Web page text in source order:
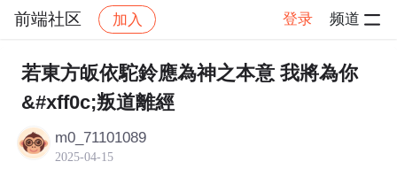
前端社区 加入 登录 频道
社区 前端社区 感慨 帖子详情
若東方皈依駝鈴應為神之本意 我將為你
&#xff0c;叛道離經
m0_71101089
2025-04-15